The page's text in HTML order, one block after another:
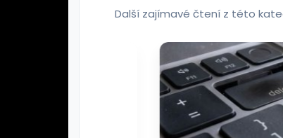
Další zajímavé čtení z této